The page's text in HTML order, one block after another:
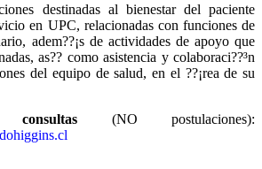
destinadas al bienestar del paciente
en UPC, relacionadas con funciones de
adem??¡s de actividades de apoyo que
as??­ como asistencia y colaboraci??³n
del equipo de salud, en el ??¡rea de su
(NO postulaciones):